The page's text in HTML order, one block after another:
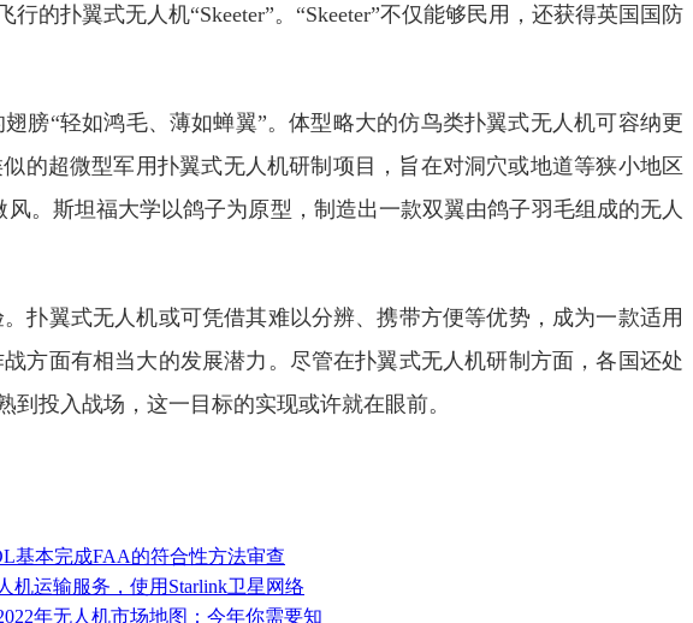
的扑翼式无人机“Skeeter”。“Skeeter”不仅能够民用，还获得英国国防
“轻如鸿毛、薄如蝉翼”。体型略大的仿鸟类扑翼式无人机可容纳更
的超微型军用扑翼式无人机研制项目，旨在对洞穴或地道等狭小地区
。斯坦福大学以鸽子为原型，制造出一款双翼由鸽子羽毛组成的无人
翼式无人机或可凭借其难以分辨、携带方便等优势，成为一款适用
方面有相当大的发展潜力。尽管在扑翼式无人机研制方面，各国还处
投入战场，这一目标的实现或许就在眼前。
基本完成FAA的符合性方法审查
机运输服务，使用Starlink卫星网络
年无人机市场地图：今年你需要知